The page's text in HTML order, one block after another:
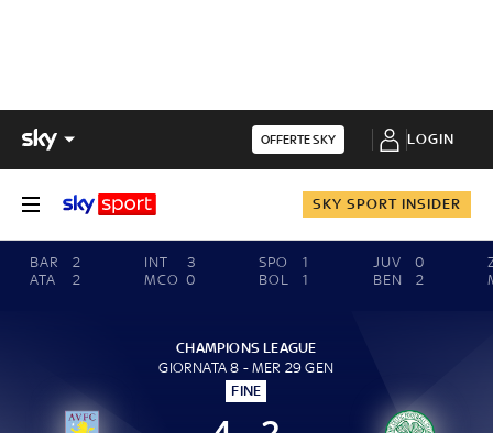
OFFERTE SKY LOGIN
SKY SPORT INSIDER
BAR
2
ATA
2
INT
3
MCO 0
SPO
1
BOL
1
JUV
0
BEN
2
CHAMPIONS LEAGUE
GIORNATA 8 - MER 29 GEN
FINE